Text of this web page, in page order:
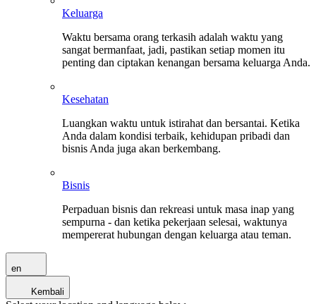
Keluarga
Waktu bersama orang terkasih adalah waktu yang
sangat bermanfaat, jadi, pastikan setiap momen itu
penting dan ciptakan kenangan bersama keluarga Anda.
Kesehatan
Luangkan waktu untuk istirahat dan bersantai. Ketika
Anda dalam kondisi terbaik, kehidupan pribadi dan
bisnis Anda juga akan berkembang.
Bisnis
Perpaduan bisnis dan rekreasi untuk masa inap yang
sempurna - dan ketika pekerjaan selesai, waktunya
mempererat hubungan dengan keluarga atau teman.
en
Kembali